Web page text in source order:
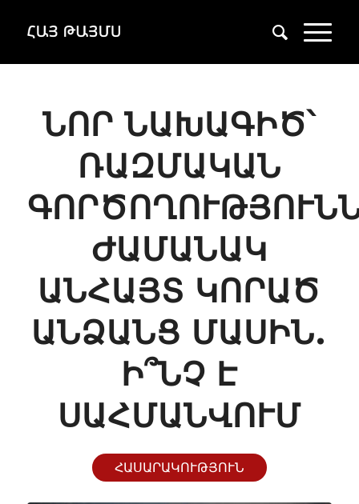
ՆՈՐ ՆԱԽԱԳԻԾ՝
ՌԱԶՄԱԿԱՆ
ԺԱՄԱՆԱԿ
ԱՆՀԱՅՏ ԿՈՐԱԾ
ԱՆՁԱՆՑ ՄԱՍԻՆ.
Ի՞ՆՉ Է
ՍԱՀՄԱՆՎՈՒՄ
ՀԱՍԱՐԱԿՈՒԹՅՈՒՆ